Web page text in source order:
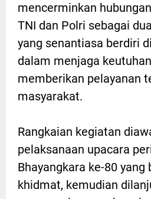
mencerminkan
TNI dan Polri sebagai
yang senantiasa berdiri
dalam menjaga
memberikan pelayanan
masyarakat.
Rangkaian kegiatan
pelaksanaan upacara
Bhayangkara ke-80 yang
khidmat, kemudian